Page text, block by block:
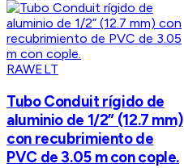
RAWELT
Tubo Conduit rígido de
aluminio de 1/2” (12.7 mm)
con recubrimiento de
PVC de 3.05 m con cople.